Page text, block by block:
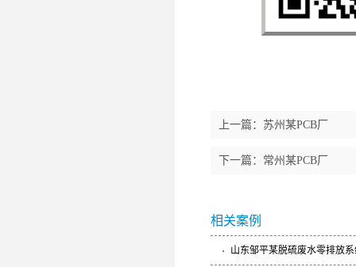
上一篇： 苏州某PCB厂
下一篇： 常州某PCB厂
相关案例
山东邹平某脱硫废水零排放